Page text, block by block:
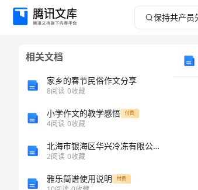
保
相关文档
家乡的春节民俗作文分享
8阅读 0收藏
小学作文的教学感悟 付费
4阅读 0收藏
北海市银海区华兴冷冻有限公司介绍企业发展分析报告
2阅读 0收藏
雅乐简谱使用说明 付费